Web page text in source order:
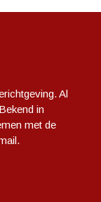
Al
in
met de